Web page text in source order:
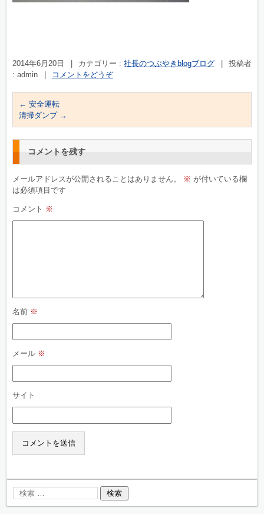
2014年6月20日 カテゴリー : 社長のつぶやきblogブログ
投稿者
: admin
コメントをどうぞ
← 安全運転
清掃ダンプ →
コメントを残す
メールアドレスが公開されることはありません。 ※ が付いている欄
は必須項目です
コメント ※
名前 ※
メール ※
サイト